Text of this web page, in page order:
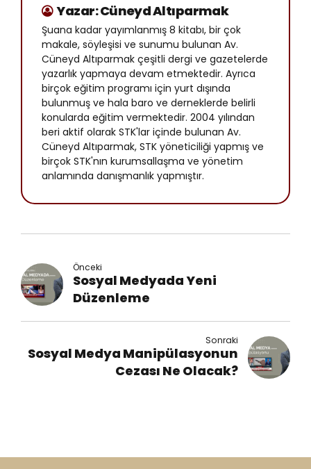
Yazar: Cüneyd Altıparmak
Şuana kadar yayımlanmış 8 kitabı, bir çok
makale, söyleşisi ve sunumu bulunan Av.
Cüneyd Altıparmak çeşitli dergi ve gazetelerde
yazarlık yapmaya devam etmektedir. Ayrıca
birçok eğitim programı için yurt dışında
bulunmuş ve hala baro ve derneklerde belirli
konularda eğitim vermektedir. 2004 yılından
beri aktif olarak STK'lar içinde bulunan Av.
Cüneyd Altıparmak, STK yöneticiliği yapmış ve
birçok STK'nın kurumsallaşma ve yönetim
anlamında danışmanlık yapmıştır.
Önceki
Sosyal Medyada Yeni
Düzenleme
Sonraki
Sosyal Medya Manipülasyonun
Cezası Ne Olacak?